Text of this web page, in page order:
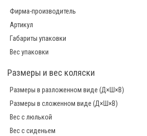
Фирма-производитель
Артикул
Габариты упаковки
Вес упаковки
Размеры и вес коляски
Размеры в разложенном виде (Д×Ш×В)
Размеры в сложенном виде (Д×Ш×В)
Вес с люлькой
Вес с сиденьем